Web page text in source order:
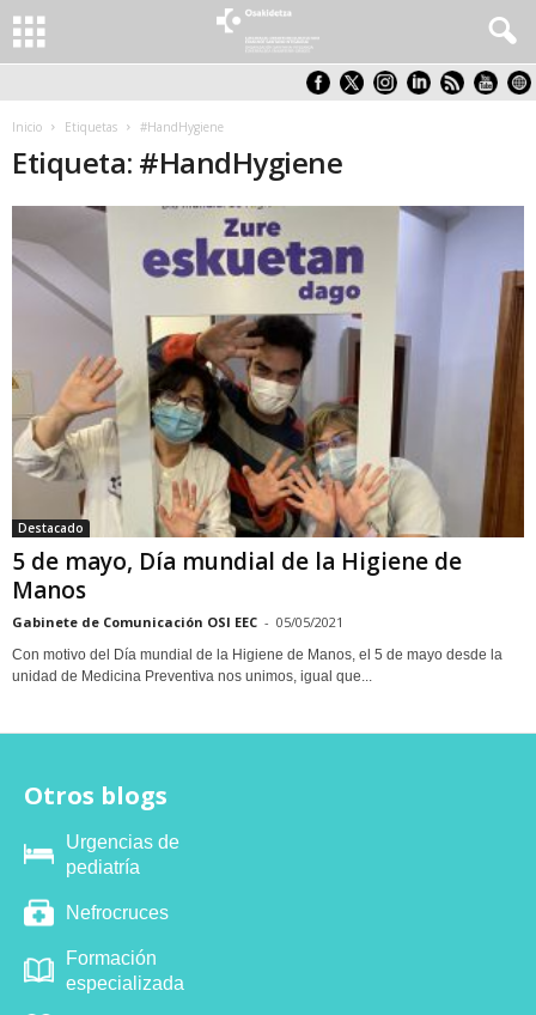
Inicio Etiquetas #HandHygiene
Etiqueta: #HandHygiene
Destacado
5 de mayo, Día mundial de la Higiene de
Manos
Gabinete de Comunicación OSI EEC - 05/05/2021
Con motivo del Día mundial de la Higiene de Manos, el 5 de mayo desde la
unidad de Medicina Preventiva nos unimos, igual que...
Otros blogs
Urgencias de
pediatría
Nefrocruces
Formación
especializada